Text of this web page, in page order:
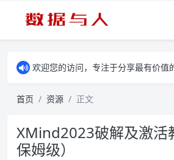
欢迎您的访问，专注于分享最有价值
首页 资源 正文
XMind2023破解及激活
保姆级）